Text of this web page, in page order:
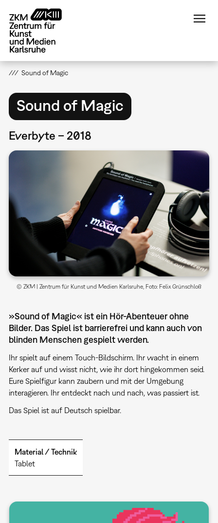
zum
Inhalt
Sound of Magic
Sound of Magic
Everbyte – 2018
© ZKM | Zentrum für Kunst und Medien Karlsruhe, Foto: Felix Grünschloß
»Sound of Magic« ist ein Hör-Abenteuer ohne
Bilder. Das Spiel ist barrierefrei und kann auch von
blinden Menschen gespielt werden.
Ihr spielt auf einem Touch-Bildschirm. Ihr wacht in einem
Kerker auf und wisst nicht, wie ihr dort hingekommen seid.
Eure Spielfigur kann zaubern und mit der Umgebung
interagieren. Ihr entdeckt nach und nach, was passiert ist.
Das Spiel ist auf Deutsch spielbar.
Material / Technik
Tablet